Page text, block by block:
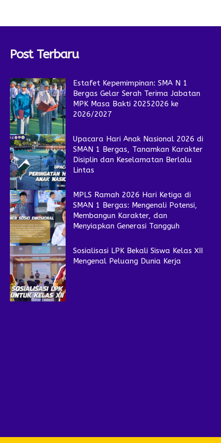
Post Terbaru
Estafet Kepemimpinan: SMA N 1
Bergas Gelar Serah Terima Jabatan
MPK Masa Bakti 20252026 ke
2026/2027
Upacara Hari Anak Nasional 2026 di
SMAN 1 Bergas, Tanamkan Karakter
Disiplin dan Keselamatan Berlalu
Lintas
MPLS Ramah 2026 Hari Ketiga di
SMAN 1 Bergas: Mengenali Potensi,
Membangun Karakter, dan
Menyiapkan Generasi Tangguh
Sosialisasi LPK Bekali Siswa Kelas XII
Mengenal Peluang Dunia Kerja